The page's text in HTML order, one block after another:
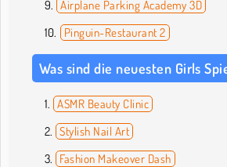
Airplane Parking Academy 3D
Pinguin-Restaurant 2
Was sind die neuesten Girls
ASMR Beauty Clinic
Stylish Nail Art
Fashion Makeover Dash